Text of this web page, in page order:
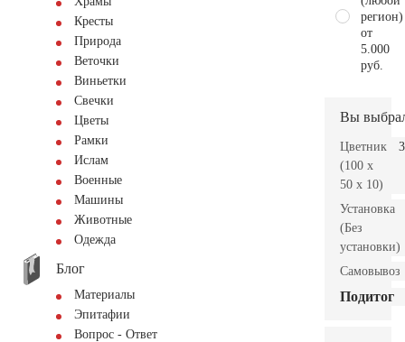
Кресты
Природа
Веточки
Виньетки
Свечки
Цветы
Рамки
Ислам
Военные
Машины
Животные
Одежда
Блог
Материалы
Эпитафии
Вопрос - Ответ
регион)
от
5.000
руб.
Вы
Цветник
(100 x
50 x 10)
Установка
(Без
установки)
Самовывоз
Подитог